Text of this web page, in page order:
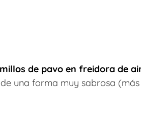
de pavo en freidora de
una forma muy sabrosa